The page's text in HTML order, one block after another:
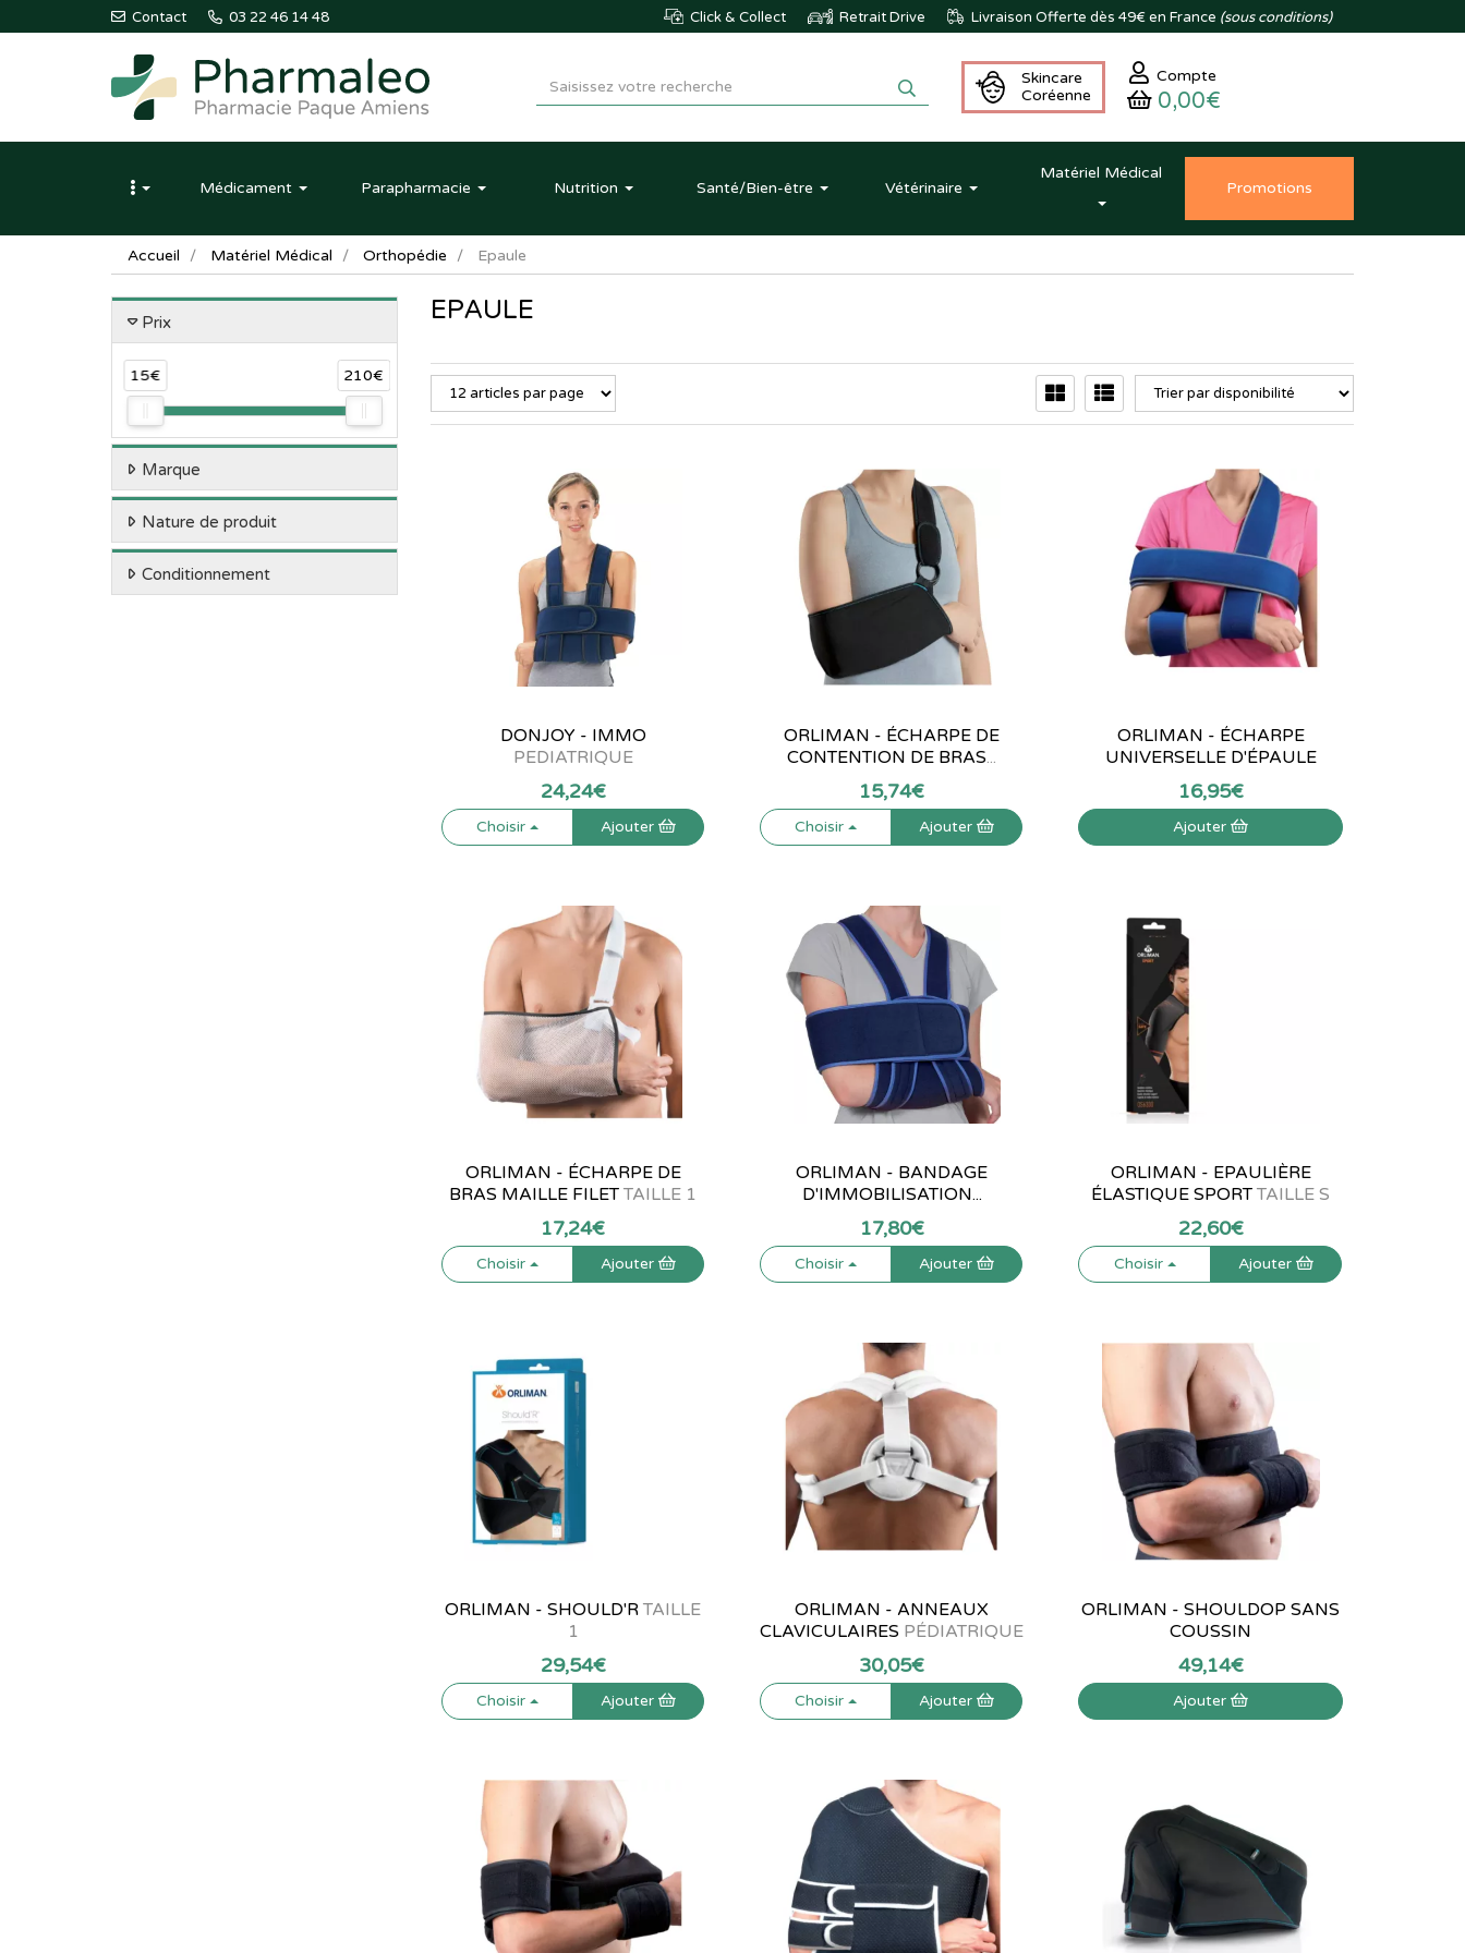
Contact 03 22 46 14 48 Click & Collect Retrait Drive Livraison Offerte dès 49€ en France (sous conditions)
Pharmaleo
Pharmacie
Paque
Amiens
Skincare
Coréenne
Compte
0,00€
Médicament Parapharmacie Nutrition Santé/Bien-être Vétérinaire
Matériel Médical
Promotions
Accueil Matériel Médical Orthopédie Epaule
Prix
15€ 210€
Marque
Nature de produit
Conditionnement
EPAULE
DONJOY - IMMO
PEDIATRIQUE
24,24€
Choisir Ajouter
ORLIMAN - ÉCHARPE DE
CONTENTION DE BRAS...
15,74€
Choisir Ajouter
ORLIMAN - ÉCHARPE
UNIVERSELLE D'ÉPAULE
16,95€
Ajouter
ORLIMAN - ÉCHARPE DE
BRAS MAILLE FILET TAILLE 1
17,24€
Choisir Ajouter
ORLIMAN - BANDAGE
D'IMMOBILISATION...
17,80€
Choisir Ajouter
ORLIMAN - EPAULIÈRE
ÉLASTIQUE SPORT TAILLE S
22,60€
Choisir Ajouter
ORLIMAN - SHOULD'R TAILLE
1
29,54€
Choisir Ajouter
ORLIMAN - ANNEAUX
CLAVICULAIRES PÉDIATRIQUE
30,05€
Choisir Ajouter
ORLIMAN - SHOULDOP SANS
COUSSIN
49,14€
Ajouter